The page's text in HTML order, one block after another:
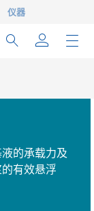
仪器
的承载力及
有效悬浮